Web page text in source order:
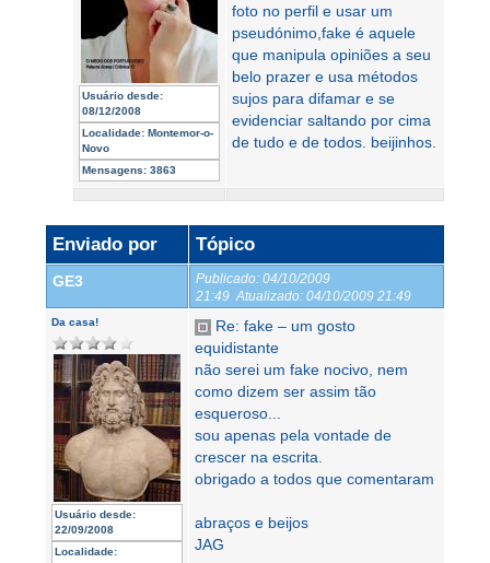
Usuário desde:
08/12/2008
Localidade: Montemor-o-
Novo
Mensagens: 3863
foto no perfil e usar um
pseudónimo,fake é aquele
que manipula opiniões a seu
belo prazer e usa métodos
sujos para difamar e se
evidenciar saltando por cima
de tudo e de todos. beijinhos.
Enviado por Tópico
GE3 Publicado: 04/10/2009
21:49 Atualizado: 04/10/2009 21:49
Da casa!
Usuário desde:
22/09/2008
Localidade:
Re: fake – um gosto
equidistante
não serei um fake nocivo, nem
como dizem ser assim tão
esqueroso...
sou apenas pela vontade de
crescer na escrita.
obrigado a todos que comentaram
abraços e beijos
JAG